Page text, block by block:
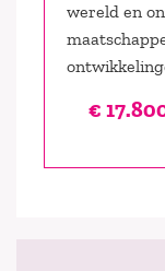
wereld en
€